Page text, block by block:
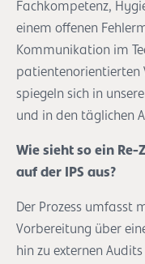
Fachkompetenz,
einem offenen
Kommunikation im
patientenorientierten
spiegeln sich in
und in den täglichen
Wie sieht so ein
auf der IPS aus?
Der Prozess umfasst
Vorbereitung über
hin zu externen